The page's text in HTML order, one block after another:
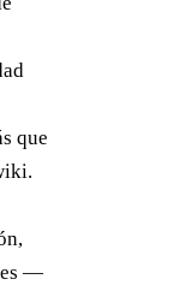
que
—